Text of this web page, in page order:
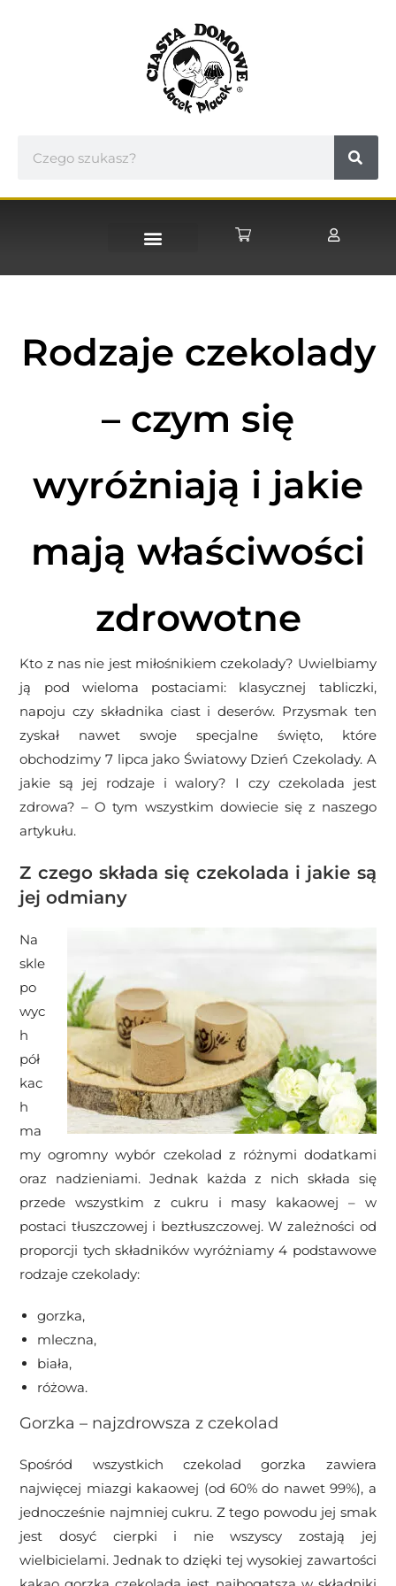
Rodzaje czekolady
– czym się
wyróżniają i jakie
mają właściwości
zdrowotne
Kto z nas nie jest miłośnikiem czekolady? Uwielbiamy
ją pod wieloma postaciami: klasycznej tabliczki,
napoju czy składnika ciast i deserów. Przysmak ten
zyskał nawet swoje specjalne święto, które
obchodzimy 7 lipca jako Światowy Dzień Czekolady. A
jakie są jej rodzaje i walory? I czy czekolada jest
zdrowa? – O tym wszystkim dowiecie się z naszego
artykułu.
Z czego składa się czekolada i jakie są
jej odmiany
Na
skle
po
wyc
h
pół
kac
h
ma
my ogromny wybór czekolad z różnymi dodatkami
oraz nadzieniami. Jednak każda z nich składa się
przede wszystkim z cukru i masy kakaowej – w
postaci tłuszczowej i beztłuszczowej. W zależności od
proporcji tych składników wyróżniamy 4 podstawowe
rodzaje czekolady:
gorzka,
mleczna,
biała,
różowa.
Gorzka – najzdrowsza z czekolad
Spośród wszystkich czekolad gorzka zawiera
najwięcej miazgi kakaowej (od 60% do nawet 99%), a
jednocześnie najmniej cukru. Z tego powodu jej smak
jest dosyć cierpki i nie wszyscy zostają jej
wielbicielami. Jednak to dzięki tej wysokiej zawartości